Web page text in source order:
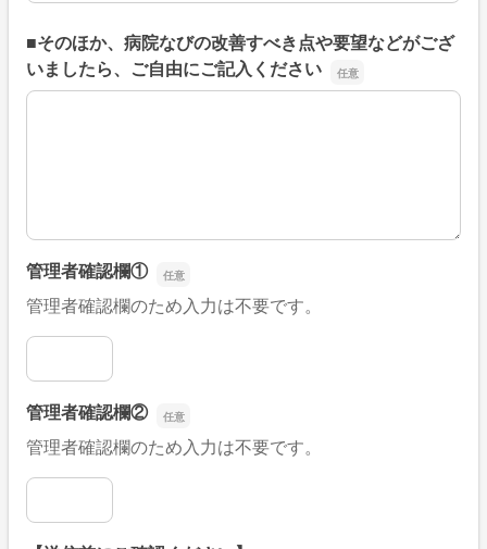
■そのほか、病院なびの改善すべき点や要望などがござ
いましたら、ご自由にご記入ください
■そのほか、病院なびの改善すべき点や要望などがござい
管理者確認欄①
管理者確認欄のため入力は不要です。
管理者確認欄①
管理者確認欄②
管理者確認欄のため入力は不要です。
管理者確認欄②